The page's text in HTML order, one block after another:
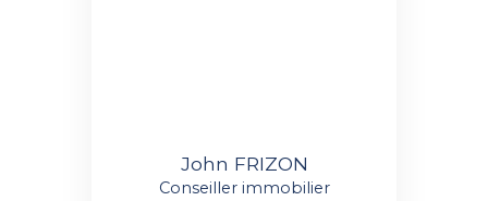
John FRIZON
Conseiller immobilier